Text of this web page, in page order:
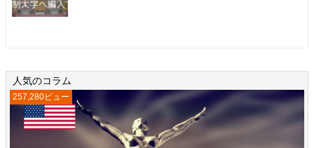
人気のコラム
257,280ビュー